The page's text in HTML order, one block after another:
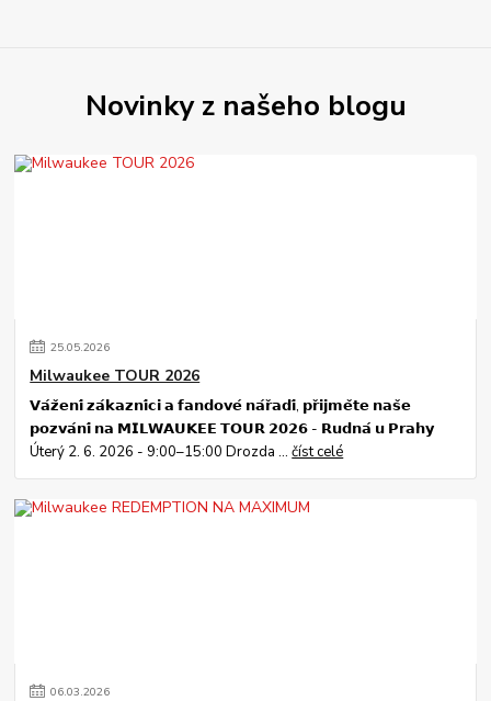
Novinky z našeho blogu
25.05.2026
Milwaukee TOUR 2026
𝗩𝗮́𝘇̌𝗲𝗻𝗶́ 𝘇𝗮́𝗸𝗮𝘇𝗻𝗶́𝗰𝗶 𝗮 𝗳𝗮𝗻𝗱𝗼𝘃𝗲́ 𝗻𝗮́𝗿̌𝗮𝗱𝗶́, 𝗽𝗿̌𝗶𝗷𝗺𝗲̌𝘁𝗲 𝗻𝗮𝘀̌𝗲
𝗽𝗼𝘇𝘃𝗮́𝗻𝗶́ 𝗻𝗮 𝗠𝗜𝗟𝗪𝗔𝗨𝗞𝗘𝗘 𝗧𝗢𝗨𝗥 𝟮𝟬𝟮𝟲 - 𝗥𝘂𝗱𝗻𝗮́ 𝘂 𝗣𝗿𝗮𝗵𝘆
Úterý 2. 6. 2026 - 9:00–15:00 Drozda ...číst celé
06.03.2026